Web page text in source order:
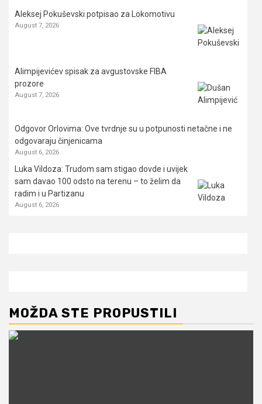
Aleksej Pokuševski potpisao za Lokomotivu
August 7, 2026
Alimpijevićev spisak za avgustovske FIBA
prozore
August 7, 2026
Odgovor Orlovima: ​Ove tvrdnje su u potpunosti netačne i ne
odgovaraju činjenicama
August 6, 2026
Luka Vildoza: Trudom sam stigao dovde i uvijek
sam davao 100 odsto na terenu – to želim da
radim i u Partizanu
August 6, 2026
MOŽDA STE PROPUSTILI